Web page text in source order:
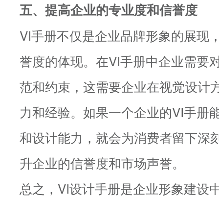
五、提高企业的专业度和信誉度
VI手册不仅是企业品牌形象的展现
誉度的体现。在VI手册中企业需要
范和约束，这需要企业在视觉设计
力和经验。如果一个企业的VI手册
和设计能力，就会为消费者留下深
升企业的信誉度和市场声誉。
总之，VI设计手册是企业形象建设